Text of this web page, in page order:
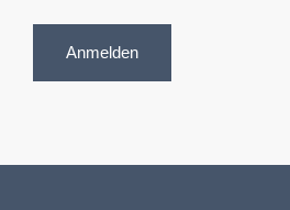
Anmelden